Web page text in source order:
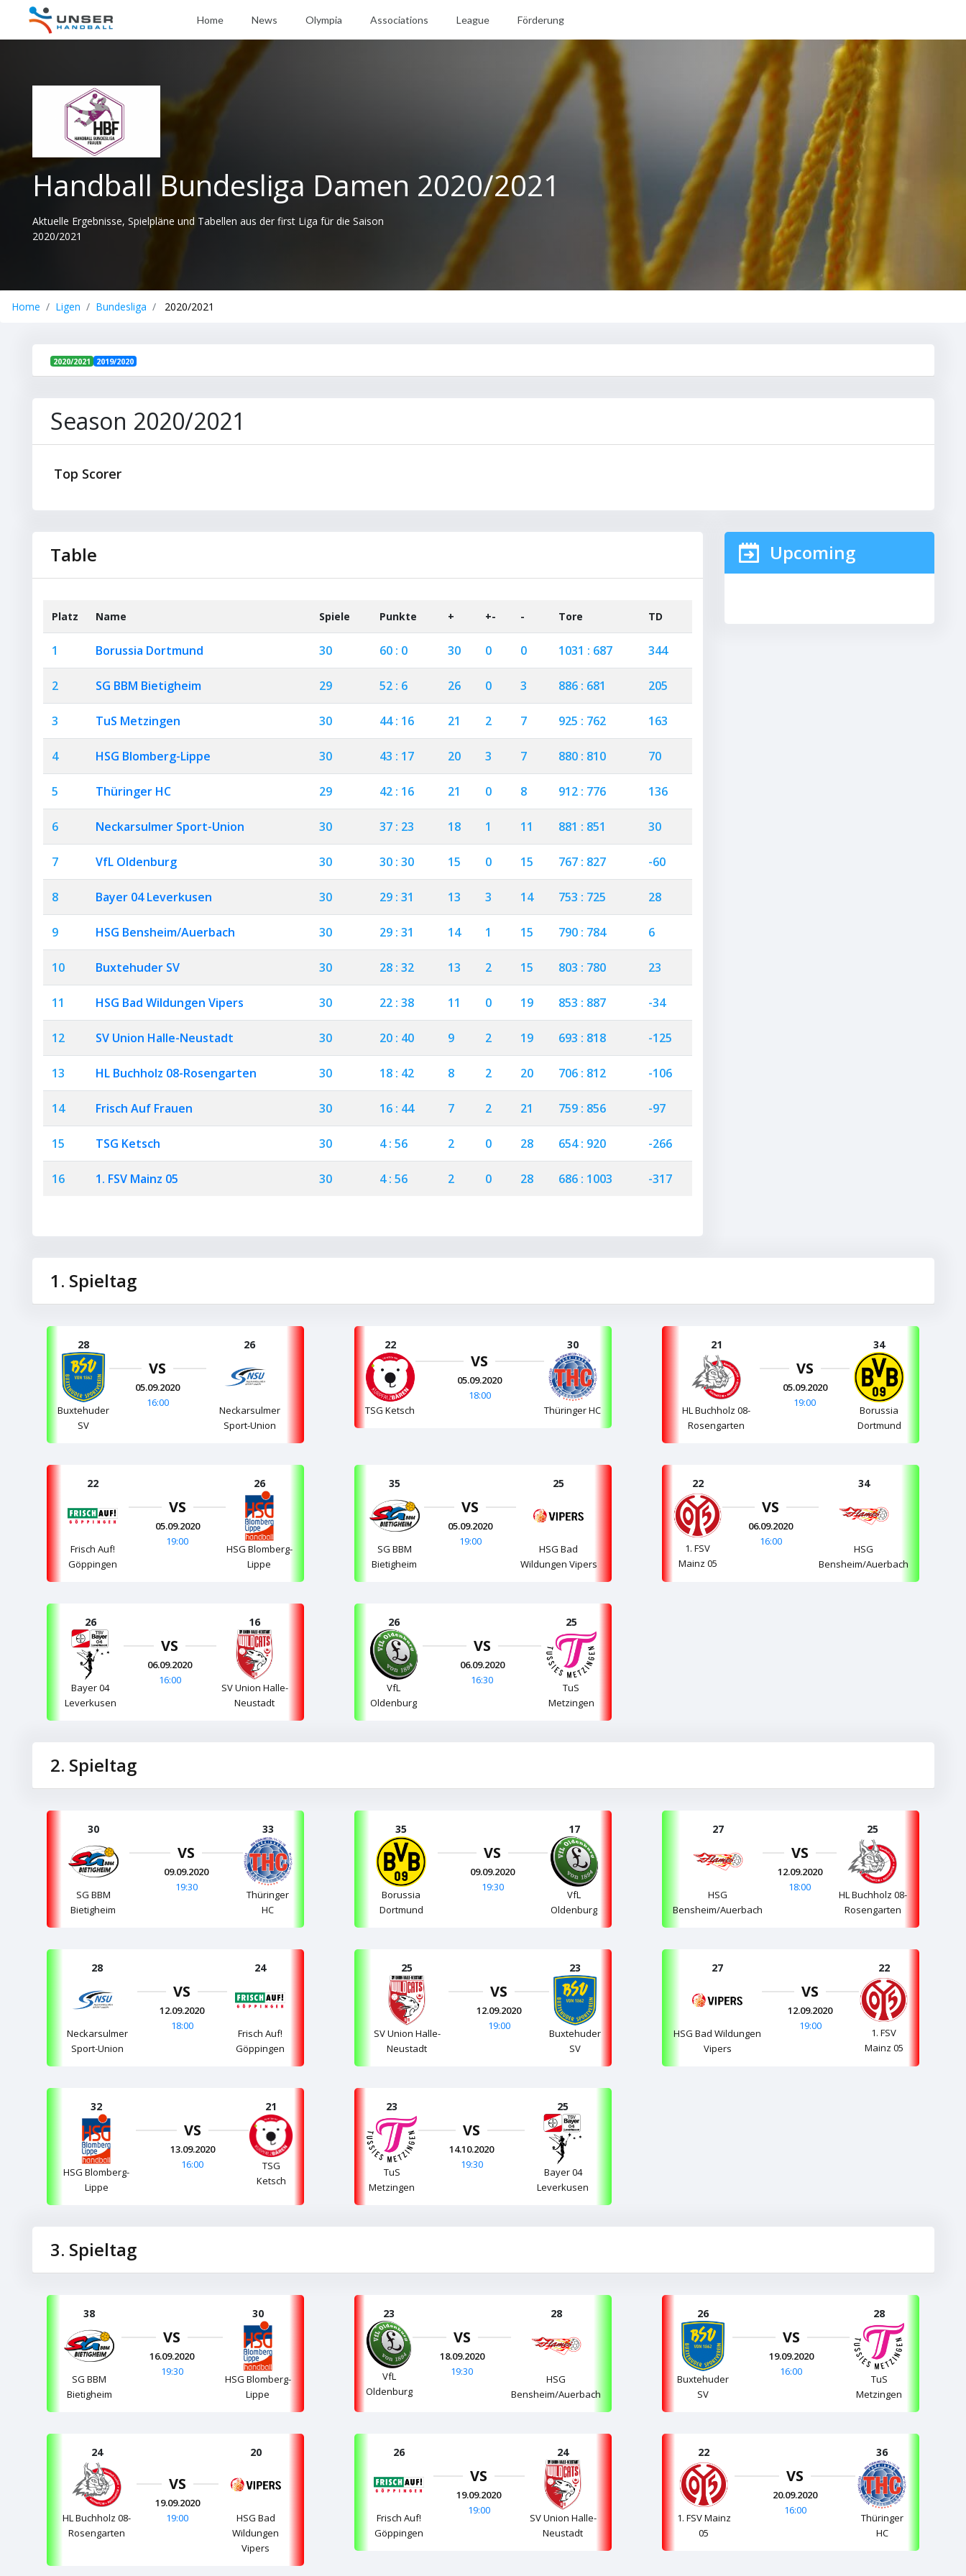
Home News Olympia Associations League Förderung
Handball Bundesliga Damen 2020/2021
Aktuelle Ergebnisse, Spielpläne und Tabellen aus der first Liga für die Saison
2020/2021
Home Ligen Bundesliga 2020/2021
2020/2021 2019/2020
Season 2020/2021
Top Scorer
Table
Platz Name Spiele Punkte + +- - Tore TD
1 Borussia Dortmund 30 60 : 0 30 0 0 1031 : 687 344
2 SG BBM Bietigheim 29 52 : 6 26 0 3 886 : 681 205
3 TuS Metzingen 30 44 : 16 21 2 7 925 : 762 163
4 HSG Blomberg-Lippe 30 43 : 17 20 3 7 880 : 810 70
5 Thüringer HC 29 42 : 16 21 0 8 912 : 776 136
6 Neckarsulmer Sport-Union 30 37 : 23 18 1 11 881 : 851 30
7 VfL Oldenburg 30 30 : 30 15 0 15 767 : 827 -60
8 Bayer 04 Leverkusen 30 29 : 31 13 3 14 753 : 725 28
9 HSG Bensheim/Auerbach 30 29 : 31 14 1 15 790 : 784 6
10 Buxtehuder SV 30 28 : 32 13 2 15 803 : 780 23
11 HSG Bad Wildungen Vipers 30 22 : 38 11 0 19 853 : 887 -34
12 SV Union Halle-Neustadt 30 20 : 40 9 2 19 693 : 818 -125
13 HL Buchholz 08-Rosengarten 30 18 : 42 8 2 20 706 : 812 -106
14 Frisch Auf Frauen 30 16 : 44 7 2 21 759 : 856 -97
15 TSG Ketsch 30 4 : 56 2 0 28 654 : 920 -266
16 1. FSV Mainz 05 30 4 : 56 2 0 28 686 : 1003 -317
Upcoming
1. Spieltag
28
Buxtehuder
SV
VS
05.09.2020
16:00
26
Neckarsulmer
Sport-Union
22
TSG Ketsch
VS
05.09.2020
18:00
30
Thüringer HC
21
HL Buchholz 08-
Rosengarten
VS
05.09.2020
19:00
34
Borussia
Dortmund
22
Frisch Auf!
Göppingen
VS
05.09.2020
19:00
26
HSG Blomberg-
Lippe
35
SG BBM
Bietigheim
VS
05.09.2020
19:00
25
HSG Bad
Wildungen Vipers
22
1. FSV
Mainz 05
VS
06.09.2020
16:00
34
HSG
Bensheim/Auerbach
26
Bayer 04
Leverkusen
VS
06.09.2020
16:00
16
SV Union Halle-
Neustadt
26
VfL
Oldenburg
VS
06.09.2020
16:30
25
TuS
Metzingen
2. Spieltag
30
SG BBM
Bietigheim
VS
09.09.2020
19:30
33
Thüringer
HC
35
Borussia
Dortmund
VS
09.09.2020
19:30
17
VfL
Oldenburg
27
HSG
Bensheim/Auerbach
VS
12.09.2020
18:00
25
HL Buchholz 08-
Rosengarten
28
Neckarsulmer
Sport-Union
VS
12.09.2020
18:00
24
Frisch Auf!
Göppingen
25
SV Union Halle-
Neustadt
VS
12.09.2020
19:00
23
Buxtehuder
SV
27
HSG Bad Wildungen
Vipers
VS
12.09.2020
19:00
22
1. FSV
Mainz 05
32
HSG Blomberg-
Lippe
VS
13.09.2020
16:00
21
TSG
Ketsch
23
TuS
Metzingen
VS
14.10.2020
19:30
25
Bayer 04
Leverkusen
3. Spieltag
38
SG BBM
Bietigheim
VS
16.09.2020
19:30
30
HSG Blomberg-
Lippe
23
VfL
Oldenburg
VS
18.09.2020
19:30
28
HSG
Bensheim/Auerbach
26
Buxtehuder
SV
VS
19.09.2020
16:00
28
TuS
Metzingen
24
HL Buchholz 08-
Rosengarten
VS
19.09.2020
19:00
20
HSG Bad
Wildungen
Vipers
26
Frisch Auf!
Göppingen
VS
19.09.2020
19:00
24
SV Union Halle-
Neustadt
22
1. FSV Mainz
05
VS
20.09.2020
16:00
36
Thüringer
HC